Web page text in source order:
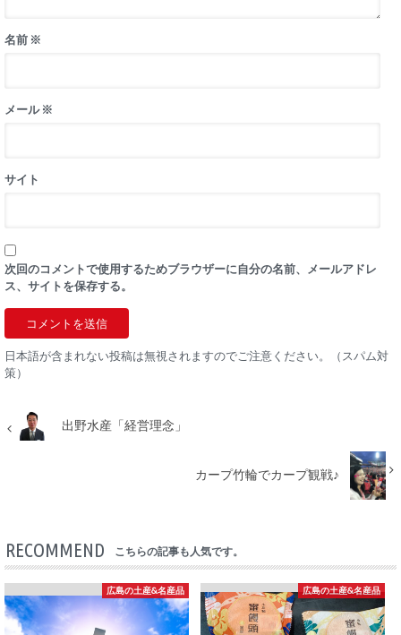
名前 ※
メール※
サイト
次回のコメントで使用するためブラウザーに自分の名前、メールアドレ
ス、サイトを保存する。
日本語が含まれない投稿は無視されますのでご注意ください。（スパム対
策）
出野水産「経営理念」
カープ竹輪でカープ観戦♪
RECOMMEND こちらの記事も人気です。
広島の土産&名産品 広島の土産&名産品